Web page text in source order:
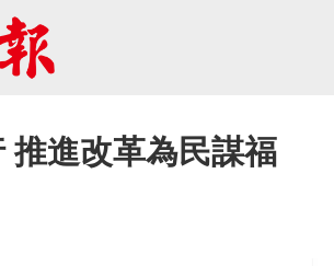
推進改革為民謀福